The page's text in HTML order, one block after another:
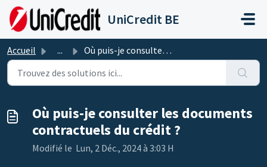
Passer au contenu principal
UniCredit BE
Accueil ... Où puis-je consulter les documents contractuels du crédit ?
Où puis-je consulter les documents
contractuels du crédit ?
Modifié le Lun, 2 Déc., 2024 à 3:03 H